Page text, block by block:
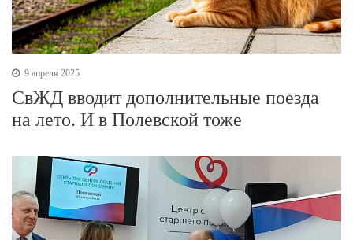
9 апреля 2025
СвЖД вводит дополнительные поезда
на лето. И в Полевской тоже